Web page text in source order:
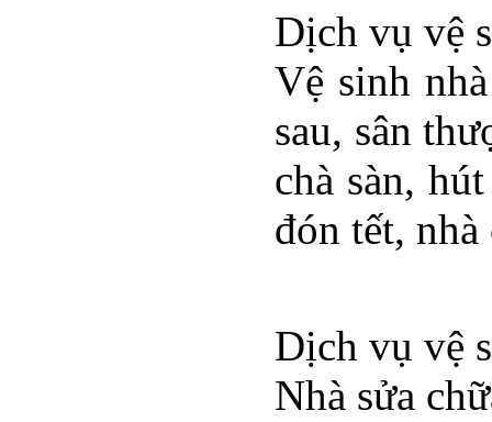
Dịch vụ vệ
Vệ sinh
sau, sân
chà sàn,
đón tết,
Dịch vụ vệ
Nhà sửa